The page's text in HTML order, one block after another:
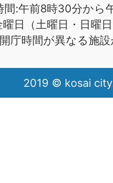
間:午前8時30分から
日（土曜日・日曜
庁時間が異なる施
2019 © kosai